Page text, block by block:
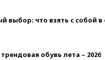
выбор: что взять с собой в
обувь лета – 2026